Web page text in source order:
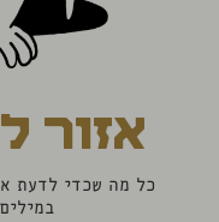
אזור
כל מה שכדי לדעת